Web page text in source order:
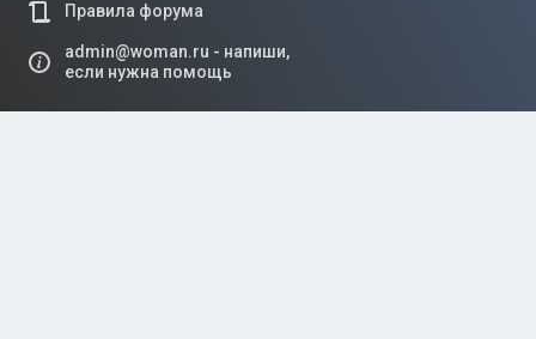
Правила форума
admin@woman.ru - напиши,
если нужна помощь